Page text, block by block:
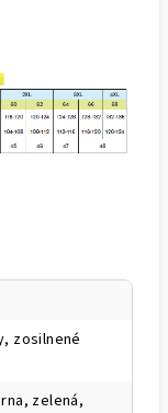
zosilnené
zelená,